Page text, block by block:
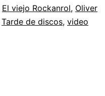
El viejo Rockanrol, Oliver
Tarde de discos, video